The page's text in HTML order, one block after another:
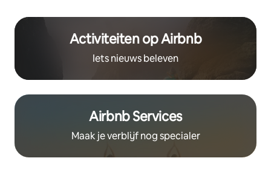
Activiteiten op Airbnb
Iets nieuws beleven
Airbnb Services
Maak je verblijf nog specialer